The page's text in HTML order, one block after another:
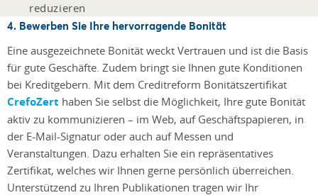
reduzieren
4. Bewerben Sie Ihre hervorragende Bonität
Eine ausgezeichnete Bonität weckt Vertrauen und ist die Basis
für gute Geschäfte. Zudem bringt sie Ihnen gute Konditionen
bei Kreditgebern. Mit dem Creditreform Bonitätszertifikat
CrefoZert haben Sie selbst die Möglichkeit, Ihre gute Bonität
aktiv zu kommunizieren – im Web, auf Geschäftspapieren, in
der E-Mail-Signatur oder auch auf Messen und
Veranstaltungen. Dazu erhalten Sie ein repräsentatives
Zertifikat, welches wir Ihnen gerne persönlich überreichen.
Unterstützend zu Ihren Publikationen tragen wir Ihr